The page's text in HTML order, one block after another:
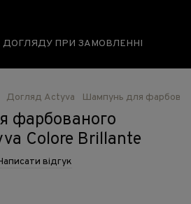
ПРИ ЗАМОВЛЕННІ
Догляд Actyva Шампунь для
фарбованого
Colore Brillante
відгук